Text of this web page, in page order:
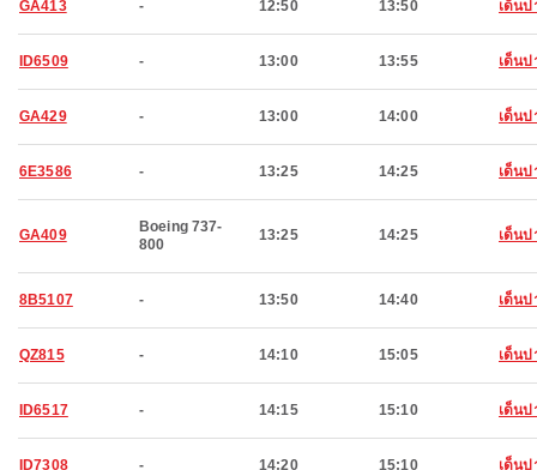
GA413 - 12:50 13:50 เด็นป
ID6509 - 13:00 13:55 เด็นป
GA429 - 13:00 14:00 เด็นป
6E3586 - 13:25 14:25 เด็นป
GA409
Boeing 737-
800
13:25 14:25 เด็นป
8B5107 - 13:50 14:40 เด็นป
QZ815 - 14:10 15:05 เด็นป
ID6517 - 14:15 15:10 เด็นป
ID7308 - 14:20 15:10 เด็นป